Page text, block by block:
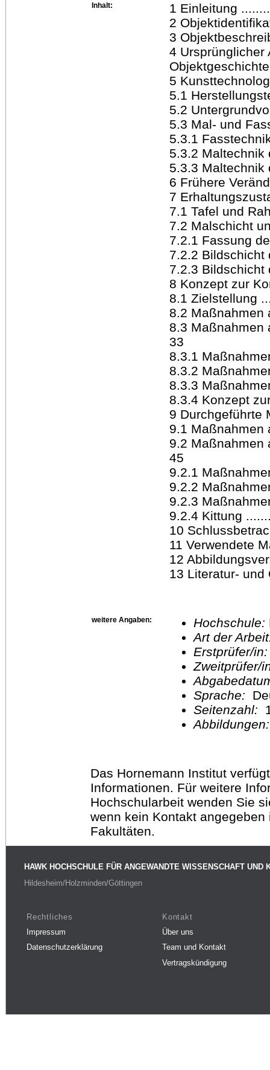
Inhalt:
1 Einleitung
2
3
4 Ursprünglicher
5
5.1
5.2
5.3 Mal- und
5.3.1
5.3.2 Maltechnik
5.3.3 Maltechnik
6 Frühere
7
7.1 Tafel und
7.2 Malschicht
7.2.1 Fassung
7.2.2 Bildschicht
7.2.3 Bildschicht
8 Konzept zur
8.1 Zielstellung
8.2 Maßnahmen
8.3 Maßnahmen
33
8.3.1
8.3.2
8.3.3
8.3.4 Konzept
9 Durchgeführte
9.1 Maßnahmen
9.2 Maßnahmen
45
9.2.1
9.2.2
9.2.3
9.2.4 Kittung
10
11 Verwendete
12
13 Literatur- und
weitere Angaben: Hochschule:
Art der
Erstprüfer/
Sprache:
Seitenzahl:
Das Hornemann Institut
Informationen. Für weitere
Hochschularbeit wenden Sie
wenn kein Kontakt
Fakultäten.
HAWK HOCHSCHULE FÜR ANGEWANDTE WISSENSCHAFT UND
Hildesheim/Holzminden/Göttingen
Rechtliches
Impressum
Datenschutzerklärung
Kontakt
Über uns
Team und Kontakt
Vertragskündigung